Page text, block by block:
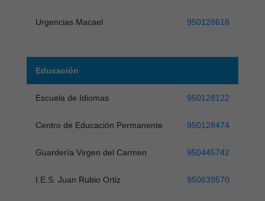
Urgencias Macael 950128618
Educación
Escuela de Idiomas 950128122
Centro de Educación Permanente 950128474
Guardería Virgen del Carmen 950445742
I.E.S. Juan Rubio Ortiz 950639570